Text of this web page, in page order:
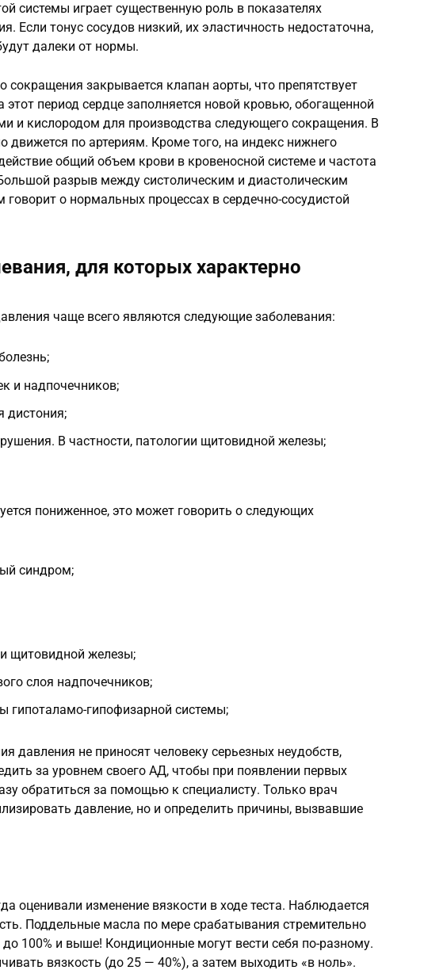
системы играет существенную роль в показателях
Если тонус сосудов низкий, их эластичность недостаточна,
далеки от нормы.
сокращения закрывается клапан аорты, что препятствует
этот период сердце заполняется новой кровью, обогащенной
и кислородом для производства следующего сокращения. В
движется по артериям. Кроме того, на индекс нижнего
общий объем крови в кровеносной системе и частота
разрыв между систолическим и диастолическим
о нормальных процессах в сердечно-сосудистой
для которых характерно
чаще всего являются следующие заболевания:
и надпочечников;
дистония;
В частности, патологии щитовидной железы;
пониженное, это может говорить о следующих
синдром;
щитовидной железы;
слоя надпочечников;
гипоталамо-гипофизарной системы;
давления не приносят человеку серьезных неудобств,
за уровнем своего АД, чтобы при появлении первых
обратиться за помощью к специалисту. Только врач
давление, но и определить причины, вызвавшие
оценивали изменение вязкости в ходе теста. Наблюдается
Поддельные масла по мере срабатывания стремительно
100% и выше! Кондиционные могут вести себя по-разному.
вязкость (до 25 — 40%), а затем выходить «в ноль».